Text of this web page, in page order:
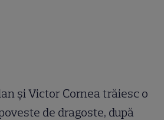
și Victor Cornea trăiesc o
de dragoste, după